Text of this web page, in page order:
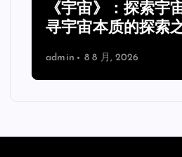
《宇宙》：探索宇
寻宇宙本质的探索
admin 8 8 月, 2026